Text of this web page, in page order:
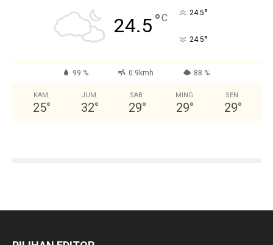
24.5°C 24.5°
24.5°
99 % 0.9kmh 88 %
KAM
25°
JUM
32°
SAB
29°
MING
29°
SEN
29°